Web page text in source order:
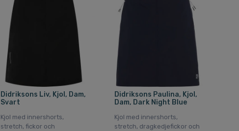
Didriksons Liv, Kjol, Dam,
Svart
Kjol med innershorts,
stretch, fickor och
Didriksons Paulina, Kjol,
Dam, Dark Night Blue
Kjol med innershorts,
stretch, dragkedjefickor och